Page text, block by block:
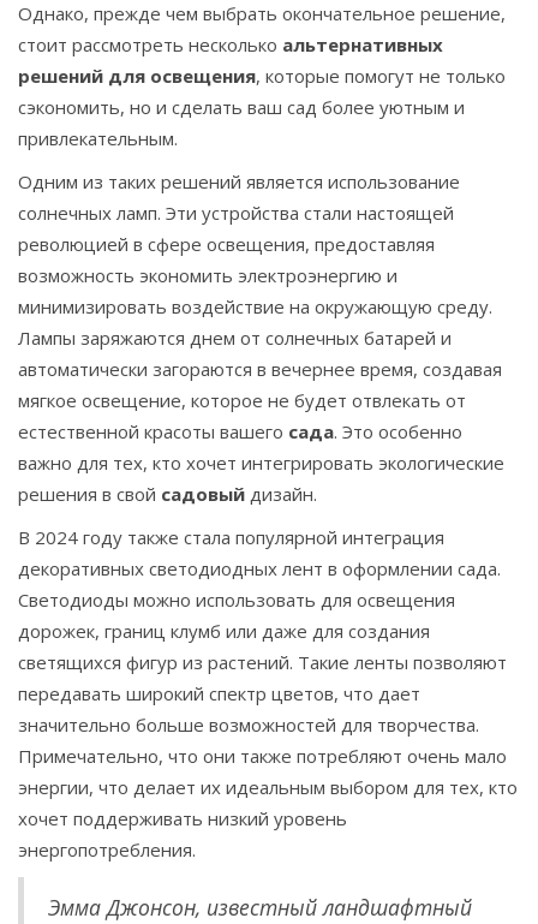
Однако, прежде чем выбрать окончательное решение,
стоит рассмотреть несколько альтернативных
решений для освещения, которые помогут не только
сэкономить, но и сделать ваш сад более уютным и
привлекательным.
Одним из таких решений является использование
солнечных ламп. Эти устройства стали настоящей
революцией в сфере освещения, предоставляя
возможность экономить электроэнергию и
минимизировать воздействие на окружающую среду.
Лампы заряжаются днем от солнечных батарей и
автоматически загораются в вечернее время, создавая
мягкое освещение, которое не будет отвлекать от
естественной красоты вашего сада. Это особенно
важно для тех, кто хочет интегрировать экологические
решения в свой садовый дизайн.
В 2024 году также стала популярной интеграция
декоративных светодиодных лент в оформлении сада.
Светодиоды можно использовать для освещения
дорожек, границ клумб или даже для создания
светящихся фигур из растений. Такие ленты позволяют
передавать широкий спектр цветов, что дает
значительно больше возможностей для творчества.
Примечательно, что они также потребляют очень мало
энергии, что делает их идеальным выбором для тех, кто
хочет поддерживать низкий уровень
энергопотребления.
Эмма Джонсон, известный ландшафтный